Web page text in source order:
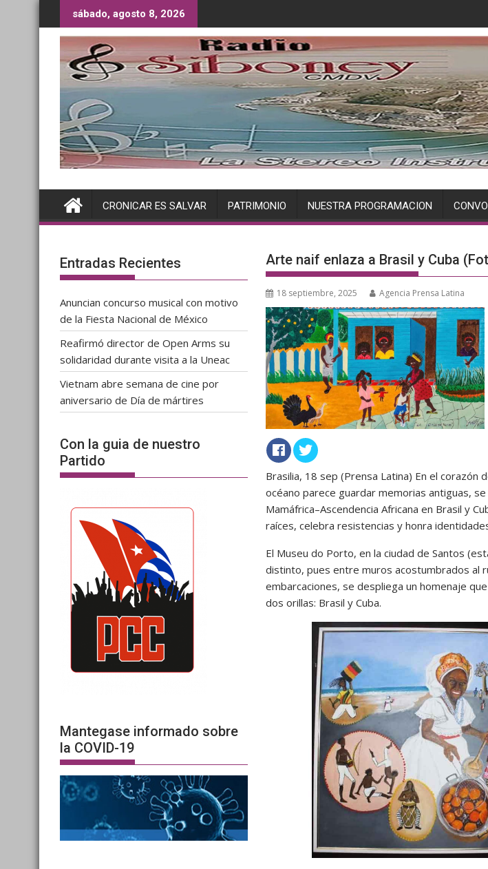
al
contenido
sábado, agosto 8, 2026
CRONICAR ES SALVAR PATRIMONIO NUESTRA PROGRAMACION
Arte naif enlaza a Brasil y Cuba
18 septiembre, 2025 Agencia Prensa Latina
Brasilia, 18 sep (Prensa Latina) En el corazón
océano parece guardar memorias antiguas,
Mamáfrica–Ascendencia Africana en Brasil y
raíces, celebra resistencias y honra
El Museu do Porto, en la ciudad de Santos
distinto, pues entre muros acostumbrados al
embarcaciones, se despliega un homenaje
dos orillas: Brasil y Cuba.
Entradas Recientes
Anuncian concurso musical con motivo
de la Fiesta Nacional de México
Reafirmó director de Open Arms su
solidaridad durante visita a la Uneac
Vietnam abre semana de cine por
aniversario de Día de mártires
Con la guia de nuestro
Partido
Mantegase informado sobre
la COVID-19